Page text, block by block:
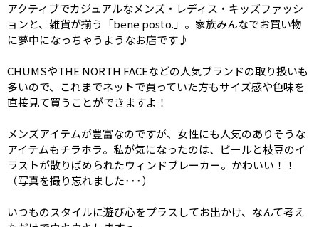
アクティブでカジュアルなメンズ・レディス・キッズファッシ
ョンと、雑貨が揃う「bene posto.」。家族みんなでお買い物
に夢中になっちゃうようなお店です♪
CHUMSやTHE NORTH FACEなどの人気ブランドの取り扱いも
多いので、これまでネットで買っていた方もサイズ感や色味を
直接見て買うことができますよ！
メンズアイテムが豊富なのですが、女性にも人気のありそうな
アイテムもチラホラ。私が気になったのは、ビールと枝豆のイ
ラストが散りばめられたウィンドブレーカー。かわいい！！
（写真を撮り忘れました･･･）
いつものスタイルに遊び心をプラスしてお出かけ、なんて考え